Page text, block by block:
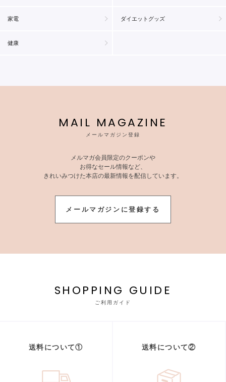
家電 ダイエットグッズ
健康
MAIL MAGAZINE
メールマガジン登録
メルマガ会員限定のクーポンや
お得なセール情報など、
きれいみつけた本店の最新情報を配信しています。
メールマガジンに登録する
SHOPPING GUIDE
ご利用ガイド
送料について① 送料について②